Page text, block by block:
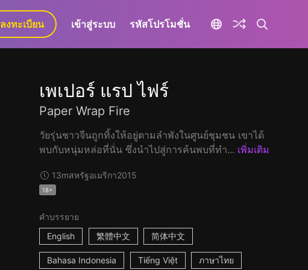
GaLa+
ลงทะเบียน เข้าสู่ระบบ รหัสโปรโมชั่น
เพเปอร์ แรป ไฟร์
Paper Wrap Fire
วัยรุ่นชาวจีนถูกทิ้งให้อยู่ตามลำพังในศูนย์ชุมชน เขาได้
พบกับหนุ่มหล่อที่นั่น ซึ่งนำไปสู่การค้นพบที่ทำ... เพิ่มเติม
13mสหรัฐอเมริกา2015
18+
คำบรรยาย
English
繁體中文 简体中文
Bahasa Indonesia Tiếng Việt ภาษาไทย